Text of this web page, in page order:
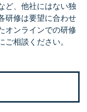
ど、他社にはない独
研修は要望に合わせ
オンラインでの研修
相談ください。